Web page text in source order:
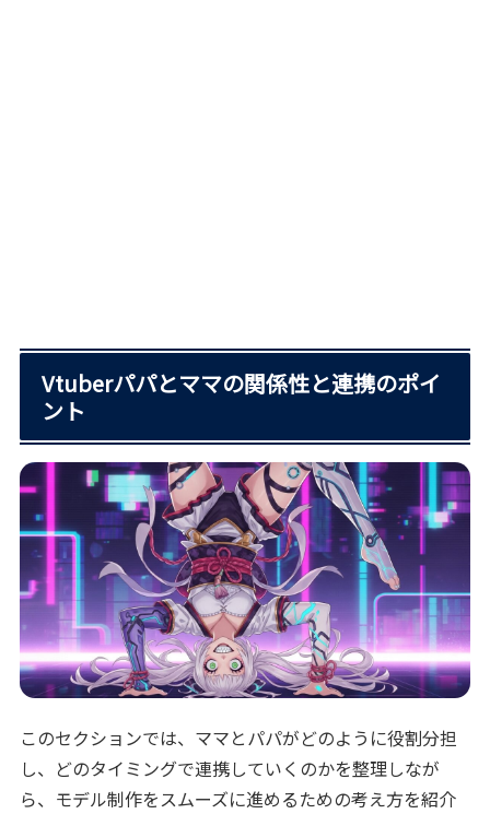
Vtuberパパとママの関係性と連携のポイ
ント
このセクションでは、ママとパパがどのように役割分担
し、どのタイミングで連携していくのかを整理しなが
ら、モデル制作をスムーズに進めるための考え方を紹介